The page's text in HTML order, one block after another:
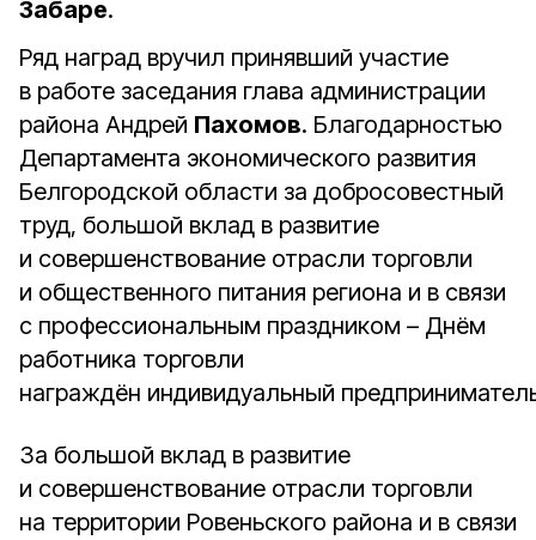
Забаре.
Ряд наград вручил принявший участие
в работе заседания глава администрации
района Андрей Пахомов. Благодарностью
Департамента экономического развития
Белгородской области за добросовестный
труд, большой вклад в развитие
и совершенствование отрасли торговли
и общественного питания региона и в связи
с профессиональным праздником – Днём
работника торговли
награждён индивидуальный
За большой вклад в развитие
и совершенствование отрасли торговли
на территории Ровеньского района и в связи